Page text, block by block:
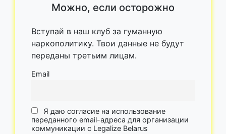
Можно, если осторожно
Вступай в наш клуб за гуманную
наркополитику. Твои данные не будут
переданы третьим лицам.
Email
Я даю согласие на использование
переданного email-адреса для организации
коммуникации с Legalize Belarus